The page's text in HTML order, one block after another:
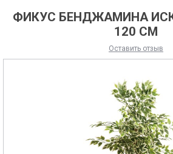
ФИКУС БЕНДЖАМИНА
120 СМ
Оставить отзыв